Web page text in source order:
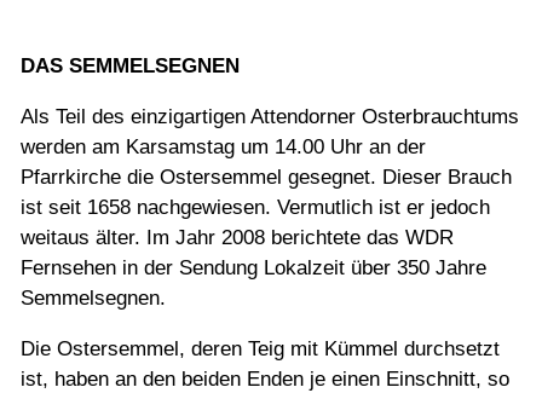
DAS SEMMELSEGNEN
Als Teil des einzigartigen Attendorner Osterbrauchtums
werden am Karsamstag um 14.00 Uhr an der
Pfarrkirche die Ostersemmel gesegnet. Dieser Brauch
ist seit 1658 nachgewiesen. Vermutlich ist er jedoch
weitaus älter. Im Jahr 2008 berichtete das WDR
Fernsehen in der Sendung Lokalzeit über 350 Jahre
Semmelsegnen.
Die Ostersemmel, deren Teig mit Kümmel durchsetzt
ist, haben an den beiden Enden je einen Einschnitt, so